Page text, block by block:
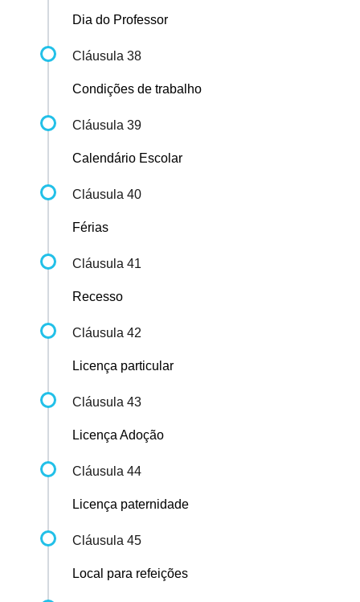
Dia do Professor
Cláusula 38
Condições de trabalho
Cláusula 39
Calendário Escolar
Cláusula 40
Férias
Cláusula 41
Recesso
Cláusula 42
Licença particular
Cláusula 43
Licença Adoção
Cláusula 44
Licença paternidade
Cláusula 45
Local para refeições